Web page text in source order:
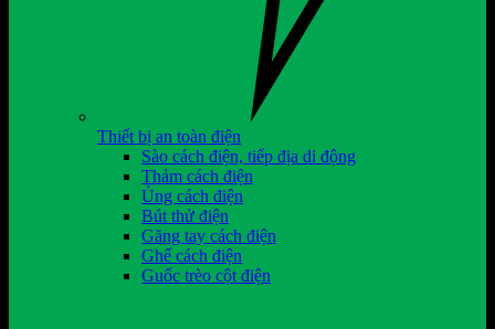
Thiết bị an toàn điện
Sào cách điện, tiếp địa di động
Thảm cách điện
Ủng cách điện
Bút thử điện
Găng tay cách điện
Ghế cách điện
Guốc trèo cột điện